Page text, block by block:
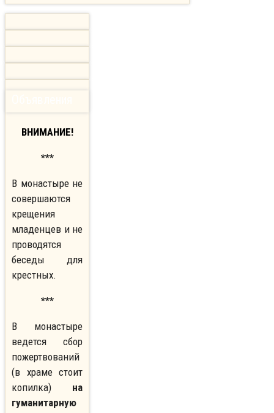
ВНИМАНИЕ!
***
В монастыре не
совершаются
крещения
младенцев и не
проводятся
беседы для
крестных.
***
В монастыре
ведется сбор
пожертвований
(в храме стоит
копилка) на
гуманитарную